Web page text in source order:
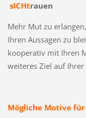
sICHtrauen
Mehr Mut zu
Ihren Aussagen zu
kooperativ mit Ihren
weiteres Ziel auf Ihrer
Mögliche Motive